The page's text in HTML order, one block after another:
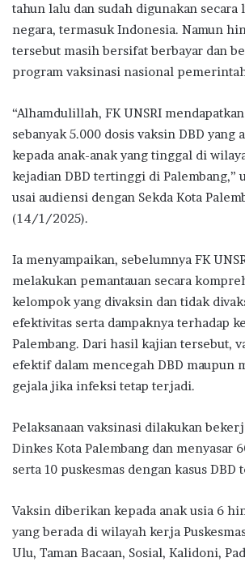
tahun lalu dan sudah digunakan secara
negara, termasuk Indonesia. Namun
tersebut masih bersifat berbayar dan
program vaksinasi nasional
“Alhamdulillah, FK UNSRI
sebanyak 5.000 dosis vaksin DBD yang
kepada anak-anak yang tinggal di
kejadian DBD tertinggi di Palembang,”
usai audiensi dengan Sekda Kota
(14/1/2025).
Ia menyampaikan, sebelumnya FK
melakukan pemantauan secara
kelompok yang divaksin dan tidak
efektivitas serta dampaknya terhadap
Palembang. Dari hasil kajian tersebut,
efektif dalam mencegah DBD maupun
gejala jika infeksi tetap terjadi.
Pelaksanaan vaksinasi dilakukan
Dinkes Kota Palembang dan menyasar
serta 10 puskesmas dengan kasus DBD
Vaksin diberikan kepada anak usia 6
yang berada di wilayah kerja
Ulu, Taman Bacaan, Sosial, Kalidoni,